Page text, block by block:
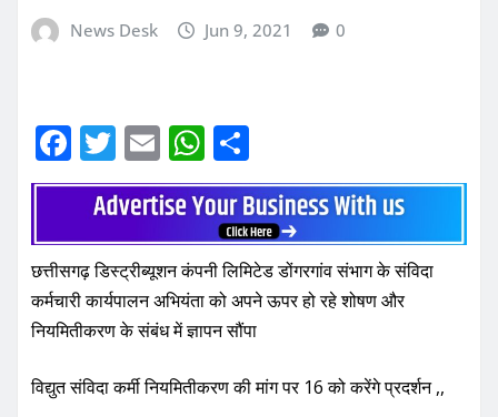
News Desk Jun 9, 2021 0
F
a
e
b
o
k
T
w
it
te
r
E
m
ai
l
W
h
at
s
A
p
h
ar
e
छत्तीसगढ़ डिस्ट्रीब्यूशन कंपनी लिमिटेड डोंगरगांव संभाग के संविदा
कर्मचारी कार्यपालन अभियंता को अपने ऊपर हो रहे शोषण और
नियमितीकरण के संबंध में ज्ञापन सौंपा
विद्युत संविदा कर्मी नियमितीकरण की मांग पर 16 को करेंगे प्रदर्शन ,,